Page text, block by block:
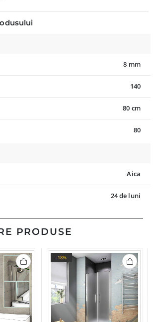
8 mm
140
80 cm
80
Aica
24 de luni
PRODUSE
-18%